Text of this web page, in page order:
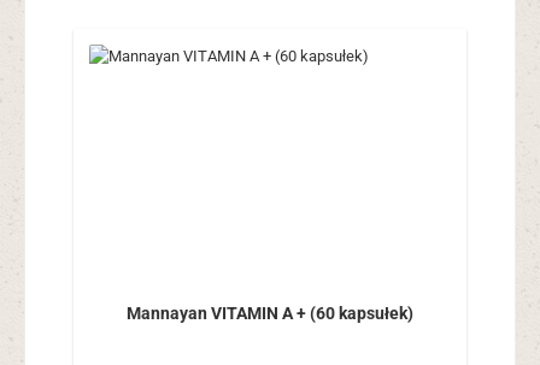
Mannayan VITAMIN A + (60 kapsułek)